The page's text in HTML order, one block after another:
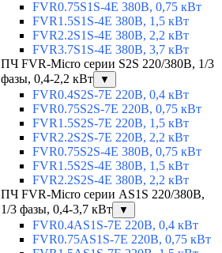
FVR0.75S1S-4E 380В, 0,75 кВт
FVR1.5S1S-4E 380В, 1,5 кВт
FVR2.2S1S-4E 380В, 2,2 кВт
FVR3.7S1S-4E 380В, 3,7 кВт
ПЧ FVR-Micro серии S2S 220/380В, 1/3
фазы, 0,4-2,2 кВт
▼
FVR0.4S2S-7E 220В, 0,4 кВт
FVR0.75S2S-7E 220В, 0,75 кВт
FVR1.5S2S-7E 220В, 1,5 кВт
FVR2.2S2S-7E 220В, 2,2 кВт
FVR0.75S2S-4E 380В, 0,75 кВт
FVR1.5S2S-4E 380В, 1,5 кВт
FVR2.2S2S-4E 380В, 2,2 кВт
ПЧ FVR-Micro серии AS1S 220/380В,
1/3 фазы, 0,4-3,7 кВт
▼
FVR0.4AS1S-7E 220В, 0,4 кВт
FVR0.75AS1S-7E 220В, 0,75 кВт